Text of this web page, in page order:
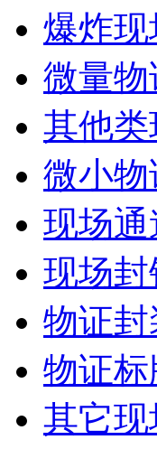
爆炸
微量
其他
微小
现场通
现场
物证
物证
其它